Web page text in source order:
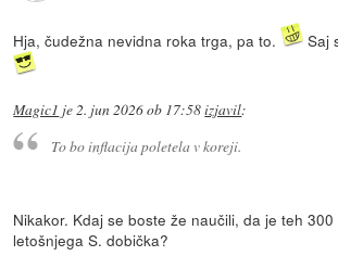
Hja, čudežna nevidna roka trga, pa to. Saj
Magic1 je2. jun 2026 ob 17:58izjavil:
To bo inflacija poletela v koreji.
Nikakor. Kdaj se boste že naučili, da je teh
letošnjega S. dobička?